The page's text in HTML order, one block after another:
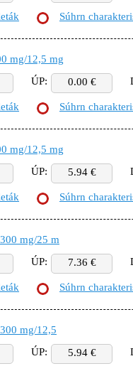
Súhrn
mg/12,5 mg
ÚP: 0.00 €
Súhrn
mg/12,5 mg
ÚP: 5.94 €
Súhrn
mg/25 m
ÚP: 7.36 €
Súhrn
mg/12,5
ÚP: 5.94 €